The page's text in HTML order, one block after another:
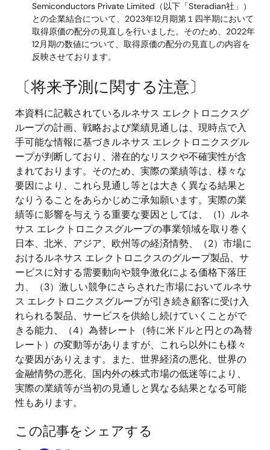
Semiconductors Private Limited（以下「Steradian社」）
との企業結合について、2023年12月期第１四半期において
取得原価の配分の見直しを行いました。そのため、2022年
12月期の数値について、取得原価の配分の見直しの内容を
反映させております。
〔将来予測に関する注意〕
本資料に記載されているルネサス エレクトロニクスグ
ループの計画、戦略および業績見通しは、現時点で入
手可能な情報に基づきルネサス エレクトロニクスグル
ープが判断しており、潜在的なリスクや不確実性が含
まれております。そのため、実際の業績等は、様々な
要因により、これら見通し等とは大きく異なる結果と
なりうることをあらかじめご承知願います。実際の業
績等に影響を与えうる重要な要因としては、（1）ルネ
サス エレクトロニクスグループの事業領域を取り巻く
日本、北米、アジア、欧州等の経済情勢、（2）市場に
おけるルネサス エレクトロニクスのグループ製品、サ
ービスに対する需要動向や競争激化による価格下落圧
力、（3）激しい競争にさらされた市場においてルネサ
ス エレクトロニクスグループが引き続き顧客に受け入
れられる製品、サービスを供給し続けていくことがで
きる能力、（4）為替レート（特に米ドルと円との為替
レート）の変動等がありますが、これら以外にも様々
な要因がありえます。また、世界経済の悪化、世界の
金融情勢の悪化、国内外の株式市場の低迷等により、
実際の業績等が当初の見通しと異なる結果となる可能
性もあります。
この記事をシェアする